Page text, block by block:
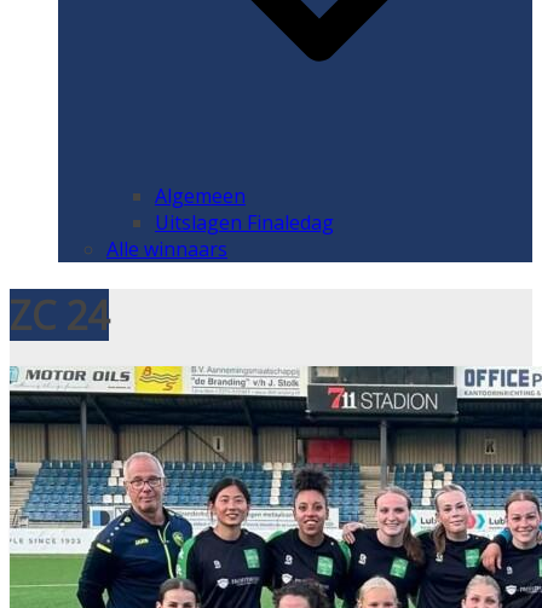
Algemeen
Uitslagen Finaledag
Alle winnaars
ZC 24